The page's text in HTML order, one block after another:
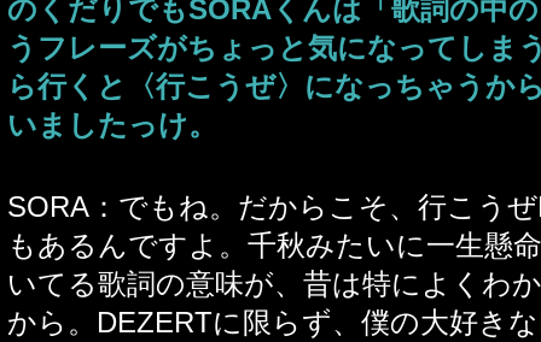
のくだりでもSORAくんは「歌詞の中
うフレーズがちょっと気になってしま
ら行くと〈行こうぜ〉になっちゃうか
いましたっけ。
SORA：でもね。だからこそ、行こう
もあるんですよ。千秋みたいに一生懸
いてる歌詞の意味が、昔は特によくわ
から。DEZERTに限らず、僕の大好き